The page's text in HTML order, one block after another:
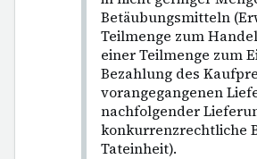
Betäubungsmitteln
Teilmenge zum
einer Teilmenge zum
Bezahlung des
vorangegangenen
nachfolgender
konkurrenzrechtliche
Tateinheit).